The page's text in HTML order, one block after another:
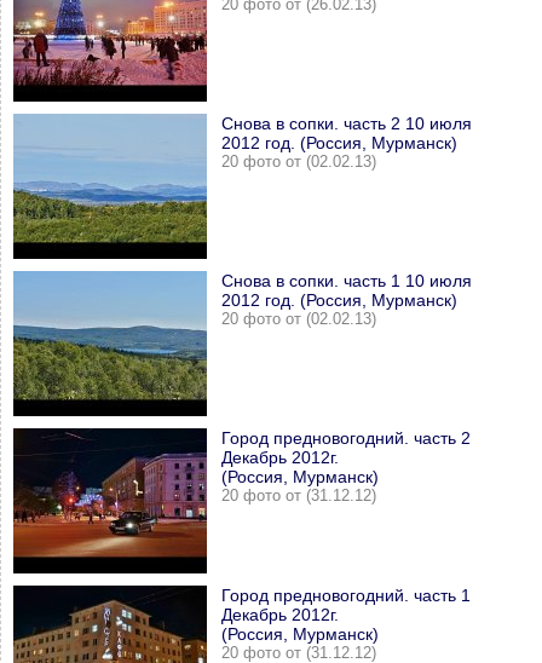
20 фото от (26.02.13)
Снова в сопки. часть 2 10 июля
2012 год. (Россия, Мурманск)
20 фото от (02.02.13)
Снова в сопки. часть 1 10 июля
2012 год. (Россия, Мурманск)
20 фото от (02.02.13)
Город предновогодний. часть 2
Декабрь 2012г.
(Россия, Мурманск)
20 фото от (31.12.12)
Город предновогодний. часть 1
Декабрь 2012г.
(Россия, Мурманск)
20 фото от (31.12.12)